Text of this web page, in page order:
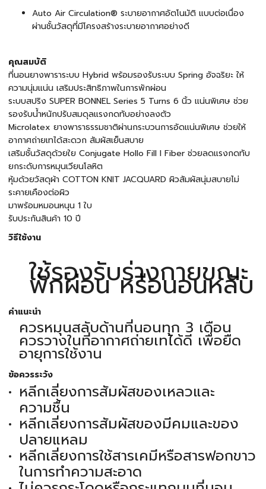
Auto Air Circulation® ระบายอากาศอัตโนมัติ แบบต่อเนื่อง
ผ่านชั้นวัสดุที่มีโครงสร้างระบายอากาศอย่างดี
คุณสมบัติ
ที่นอนยางพาราระบบ Hybrid พร้อมรองรับระบบ Spring อัจฉริยะ ให้
ความนุ่มแน่น เสริมประสิทธิภาพในการพักผ่อน
ระบบสปริง SUPER BONNEL Series 5 Turns 6 นิ้ว แน่นพิเศษ ช่วย
รองรับน้ำหนักปรับสมดุลแรงกดทับอย่างลงตัว
Microlatex ยางพาราธรรมชาติผ่านกระบวนการอัดแน่นพิเศษ ช่วยให้
อากาศถ่ายเทได้สะดวก สัมผัสเย็นสบาย
เสริมชั้นวัสดุด้วยใย Conjugate Hollo Fill I Fiber ช่วยลดแรงกดทับ
ยกระดับการหมุนเวียนโลหิต
หุ้มด้วยวัสดุผ้า COTTON KNIT JACQUARD ผิวสัมผัสนุ่มสบายไม่
ระคายเคืองต่อผิว
มาพร้อมหมอนหนุน 1 ใบ
รับประกันสินค้า 10 ปี
วิธีใช้งาน
ใช้รองรับร่างกายขณะ
พักผ่อน หรือนอนหลับ
คำแนะนำ
ควรหมุนสลับด้านที่นอนทุก 3 เดือน
ควรวางในที่อากาศถ่ายเทได้ดี เพื่อยืด
อายุการใช้งาน
ข้อควรระวัง
หลีกเลี่ยงการสัมผัสของเหลวและ
ความชื้น
หลีกเลี่ยงการสัมผัสของมีคมและของ
ปลายแหลม
หลีกเลี่ยงการใช้สารเคมีหรือสารฟอกขาว
ในการทำความสะอาด